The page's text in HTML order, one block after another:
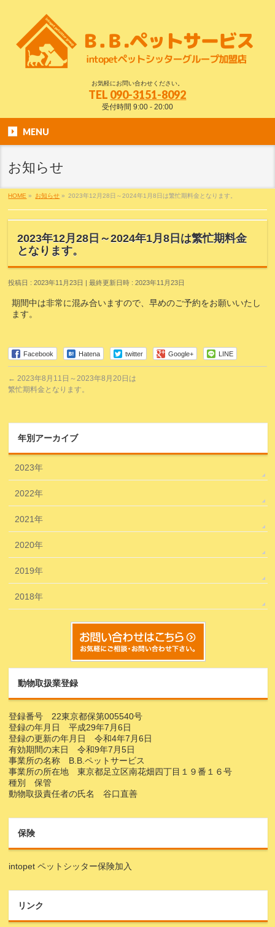
お気軽にお問い合わせください。
TEL 090-3151-8092
受付時間 9:00 - 20:00
MENU
お知らせ
HOME » お知らせ » 2023年12月28日～2024年1月8日は繁忙期料金となります。
2023年12月28日～2024年1月8日は繁忙期料金
となります。
投稿日 : 2023年11月23日 最終更新日時 : 2023年11月23日
期間中は非常に混み合いますので、早めのご予約をお願いいたし
ます。
Facebook Hatena twitter Google+ LINE
← 2023年8月11日～2023年8月20日は
繁忙期料金となります。
年別アーカイブ
2023年
2022年
2021年
2020年
2019年
2018年
動物取扱業登録
登録番号 22東京都保第005540号
登録の年月日 平成29年7月6日
登録の更新の年月日 令和4年7月6日
有効期間の末日 令和9年7月5日
事業所の名称 B.B.ペットサービス
事業所の所在地 東京都足立区南花畑四丁目１９番１６号
種別 保管
動物取扱責任者の氏名 谷口直善
保険
intopet ペットシッター保険加入
リンク